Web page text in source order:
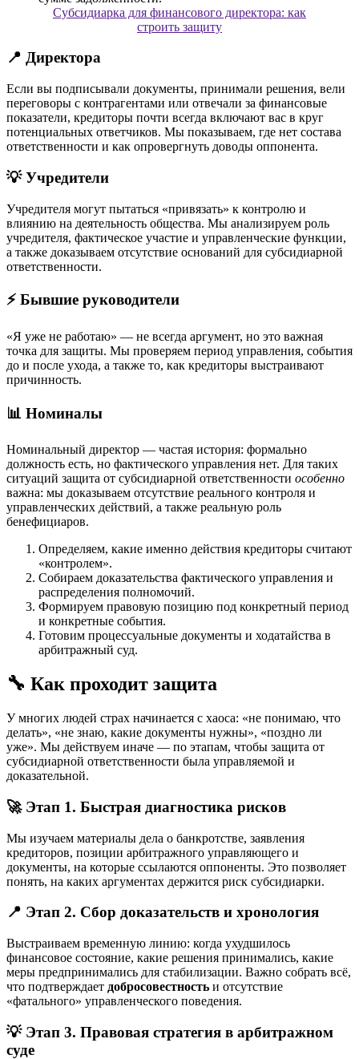
Субсидиарка для финансового директора: как
строить защиту
📍 Директора
Если вы подписывали документы, принимали решения, вели
переговоры с контрагентами или отвечали за финансовые
показатели, кредиторы почти всегда включают вас в круг
потенциальных ответчиков. Мы показываем, где нет состава
ответственности и как опровергнуть доводы оппонента.
💡 Учредители
Учредителя могут пытаться «привязать» к контролю и
влиянию на деятельность общества. Мы анализируем роль
учредителя, фактическое участие и управленческие функции,
а также доказываем отсутствие оснований для субсидиарной
ответственности.
⚡ Бывшие руководители
«Я уже не работаю» — не всегда аргумент, но это важная
точка для защиты. Мы проверяем период управления, события
до и после ухода, а также то, как кредиторы выстраивают
причинность.
📊 Номиналы
Номинальный директор — частая история: формально
должность есть, но фактического управления нет. Для таких
ситуаций защита от субсидиарной ответственности особенно
важна: мы доказываем отсутствие реального контроля и
управленческих действий, а также реальную роль
бенефициаров.
Определяем, какие именно действия кредиторы считают
«контролем».
Собираем доказательства фактического управления и
распределения полномочий.
Формируем правовую позицию под конкретный период
и конкретные события.
Готовим процессуальные документы и ходатайства в
арбитражный суд.
🔧 Как проходит защита
У многих людей страх начинается с хаоса: «не понимаю, что
делать», «не знаю, какие документы нужны», «поздно ли
уже». Мы действуем иначе — по этапам, чтобы защита от
субсидиарной ответственности была управляемой и
доказательной.
🚀 Этап 1. Быстрая диагностика рисков
Мы изучаем материалы дела о банкротстве, заявления
кредиторов, позиции арбитражного управляющего и
документы, на которые ссылаются оппоненты. Это позволяет
понять, на каких аргументах держится риск субсидиарки.
📍 Этап 2. Сбор доказательств и хронология
Выстраиваем временную линию: когда ухудшилось
финансовое состояние, какие решения принимались, какие
меры предпринимались для стабилизации. Важно собрать всё,
что подтверждает добросовестность и отсутствие
«фатального» управленческого поведения.
💡 Этап 3. Правовая стратегия в арбитражном
суде